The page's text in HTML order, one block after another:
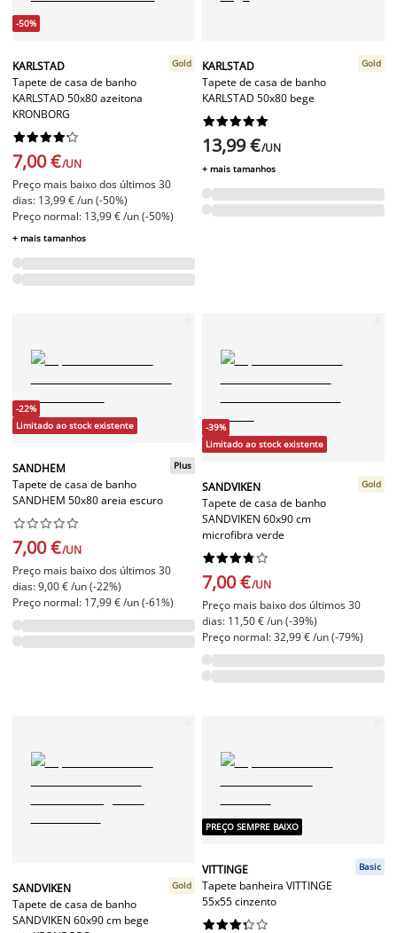
-50%
KARLSTAD
Tapete de casa de banho
KARLSTAD 50x80 azeitona
KRONBORG
Gold






7,00 €/UN
Preço mais baixo dos últimos 30
dias: 13,99 € /un (-50%)
Preço normal: 13,99 € /un (-50%)
+ mais tamanhos
KARLSTAD
Tapete de casa de banho
KARLSTAD 50x80 bege
Gold






13,99 €/UN
+ mais tamanhos
-22%
Limitado ao stock existente
SANDHEM
Tapete de casa de banho
SANDHEM 50x80 areia escuro
Plus






7,00 €/UN
Preço mais baixo dos últimos 30
dias: 9,00 € /un (-22%)
Preço normal: 17,99 € /un (-61%)
-39%
Limitado ao stock existente
SANDVIKEN
Tapete de casa de banho
SANDVIKEN 60x90 cm
microfibra verde
Gold






7,00 €/UN
Preço mais baixo dos últimos 30
dias: 11,50 € /un (-39%)
Preço normal: 32,99 € /un (-79%)
SANDVIKEN
Tapete de casa de banho
SANDVIKEN 60x90 cm bege
Gold
PREÇO SEMPRE BAIXO
VITTINGE
Tapete banheira VITTINGE
55x55 cinzento
Basic





